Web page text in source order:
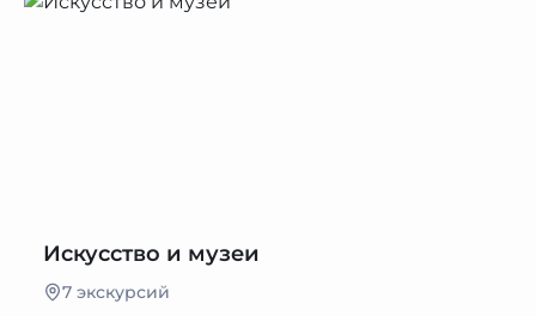
Искусство и музеи
7 экскурсий